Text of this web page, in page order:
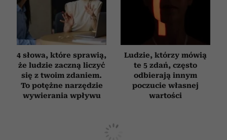
4 słowa, które sprawią,
że ludzie zaczną liczyć
się z twoim zdaniem.
To potężne narzędzie
wywierania wpływu
Ludzie, którzy mówią
te 5 zdań, często
odbierają innym
poczucie własnej
wartości